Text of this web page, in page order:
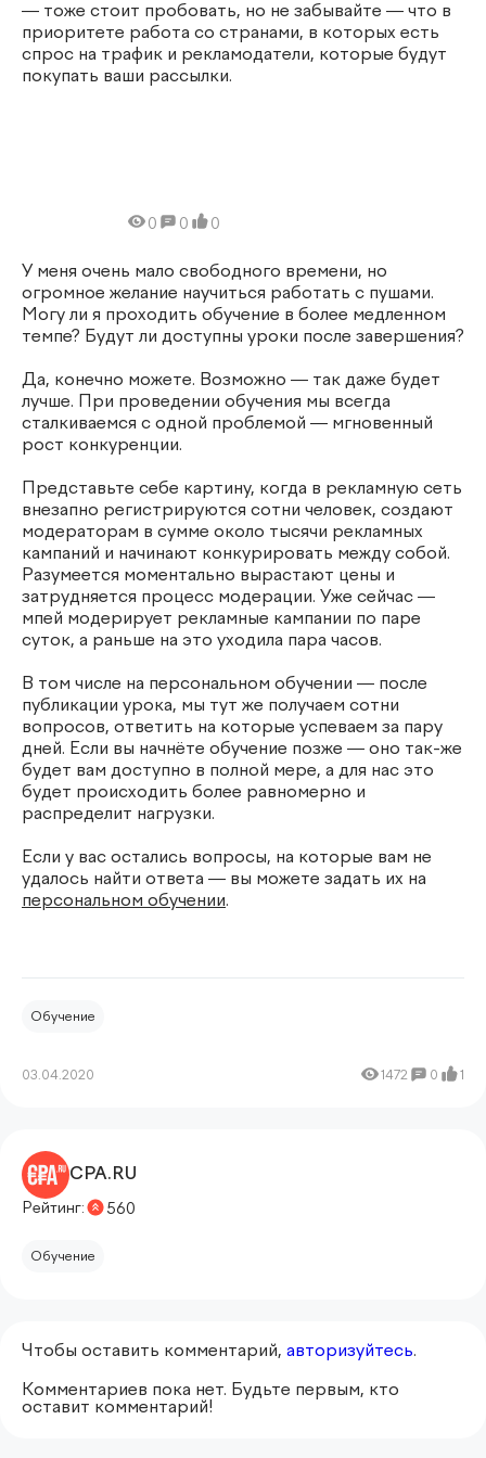
— тоже стоит пробовать, но не забывайте — что в
приоритете работа со странами, в которых есть
спрос на трафик и рекламодатели, которые будут
покупать ваши рассылки.
0 0 0
У меня очень мало свободного времени, но
огромное желание научиться работать с пушами.
Могу ли я проходить обучение в более медленном
темпе? Будут ли доступны уроки после завершения?
Да, конечно можете. Возможно — так даже будет
лучше. При проведении обучения мы всегда
сталкиваемся с одной проблемой — мгновенный
рост конкуренции.
Представьте себе картину, когда в рекламную сеть
внезапно регистрируются сотни человек, создают
модераторам в сумме около тысячи рекламных
кампаний и начинают конкурировать между собой.
Разумеется моментально вырастают цены и
затрудняется процесс модерации. Уже сейчас —
мпей модерирует рекламные кампании по паре
суток, а раньше на это уходила пара часов.
В том числе на персональном обучении — после
публикации урока, мы тут же получаем сотни
вопросов, ответить на которые успеваем за пару
дней. Если вы начнёте обучение позже — оно так-же
будет вам доступно в полной мере, а для нас это
будет происходить более равномерно и
распределит нагрузки.
Если у вас остались вопросы, на которые вам не
удалось найти ответа — вы можете задать их на
персональном обучении.
Обучение
03.04.2020 1472 0 1
CPA.RU
Рейтинг: 560
Обучение
Чтобы оставить комментарий, авторизуйтесь.
Комментариев пока нет. Будьте первым, кто
оставит комментарий!